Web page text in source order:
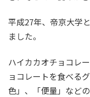
平成27年、帝京大学
ました。
ハイカカオチョコレ
ョコレートを食べる
色」、「便量」など